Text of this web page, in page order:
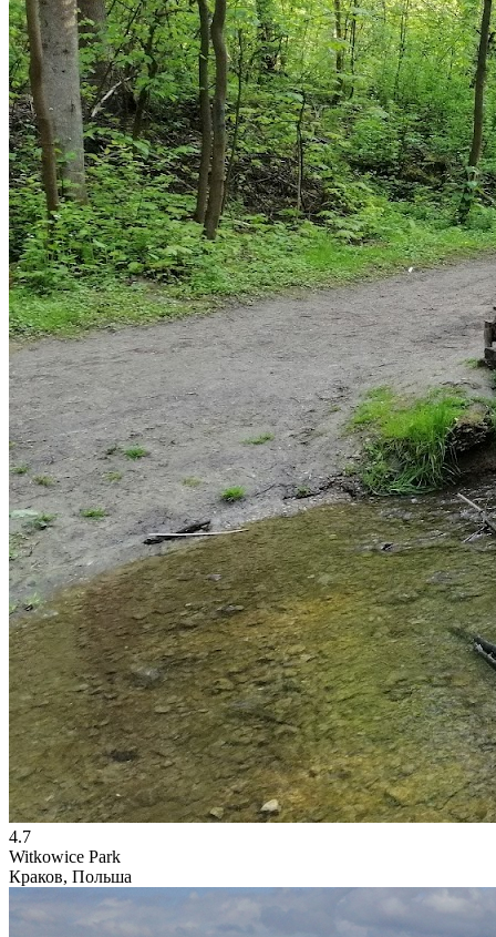
4.7
Witkowice Park
Краков, Польша